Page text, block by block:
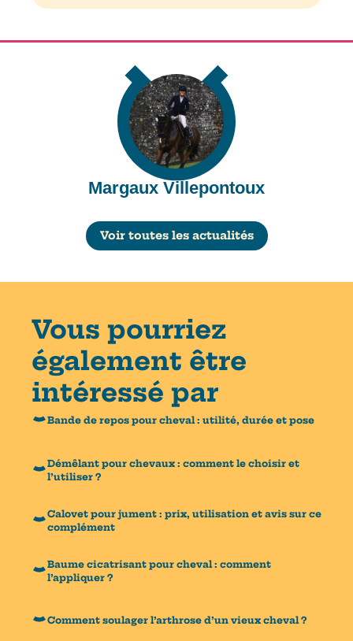
Margaux Villepontoux
Voir toutes les actualités
Vous pourriez
également être
intéressé par
Bande de repos pour cheval : utilité, durée et pose
Démêlant pour chevaux : comment le choisir et
l’utiliser ?
Calovet pour jument : prix, utilisation et avis sur ce
complément
Baume cicatrisant pour cheval : comment
l’appliquer ?
Comment soulager l’arthrose d’un vieux cheval ?